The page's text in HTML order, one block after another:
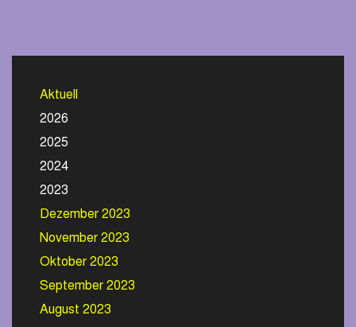
Aktuell
2026
2025
2024
2023
Dezember 2023
November 2023
Oktober 2023
September 2023
August 2023